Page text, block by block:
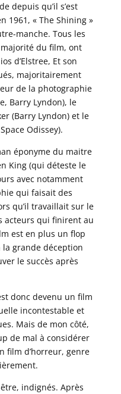
depuis qu’il s’est
1961, « The Shining »
manche. Tous les
du film, ont
d’Elstree, Et son
majoritairement
de la photographie
Barry Lyndon), le
(Barry Lyndon) et le
Odissey).
éponyme du maitre
King (qui déteste le
avec notamment
qui faisait des
qu’il travaillait sur le
acteurs qui finirent au
est en plus un flop
grande déception
le succès après
donc devenu un film
incontestable et
Mais de mon côté,
de mal à considérer
film d’horreur, genre
indignés. Après